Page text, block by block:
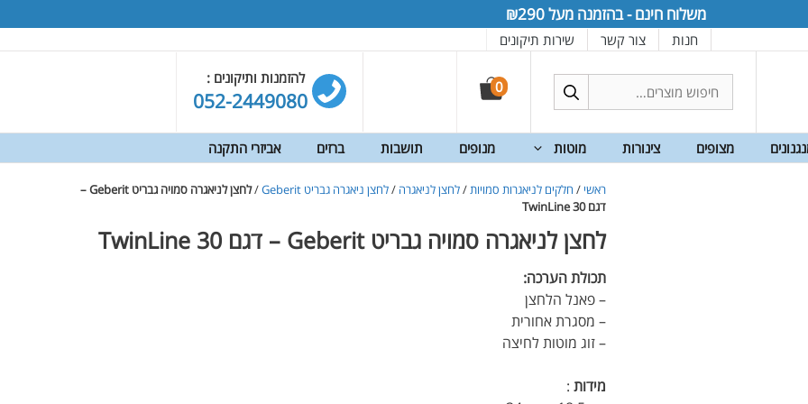
מצופים צינורות מוטות מנופים תושבות ברזים אביזרי התקנה
משלוח חינם - בהזמנה מעל ₪290
חנות צור קשר שירות תיקונים
להזמנות ותיקונים :
052-2449080
עבור:
0
לחצן לניאגרה סמויה גבריט Geberit – דגם TwinLine 30
ראשי / חלקים לניאגרות סמויות/לחצן לניאגרה /לחצן ניאגרה גבריט Geberit /
לחצן לניאגרה סמויה גבריט Geberit –
דגם TwinLine 30
תכולת הערכה:
– פאנל הלחצן
– מסגרת אחורית
– זוג מוטות לחיצה
מידות :